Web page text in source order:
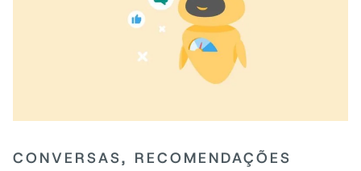
CONVERSAS, RECOMENDAÇÕES